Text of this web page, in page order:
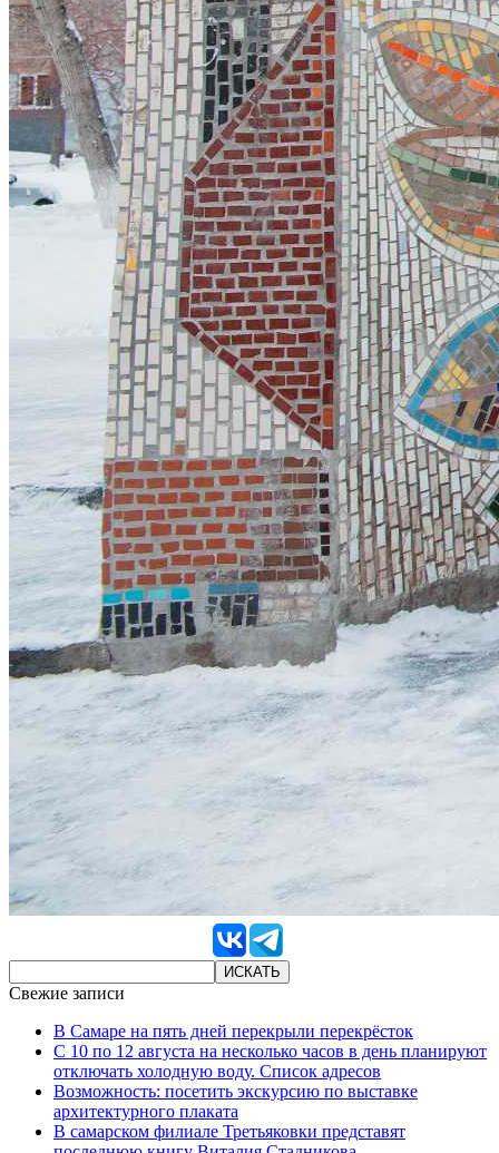
Свежие записи
В Самаре на пять дней перекрыли перекрёсток
С 10 по 12 августа на несколько часов в день планируют
отключать холодную воду. Список адресов
Возможность: посетить экскурсию по выставке
архитектурного плаката
В самарском филиале Третьяковки представят